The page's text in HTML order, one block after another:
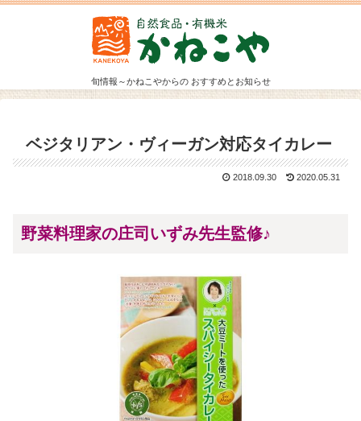
旬情報～かねこやからの おすすめとお知らせ
ベジタリアン・ヴィーガン対応タイカレー
2018.09.30 2020.05.31
野菜料理家の庄司いずみ先生監修♪